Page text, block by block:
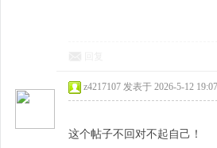
z4217107 发表于 2026-5-12
这个帖子不回对不起自己！